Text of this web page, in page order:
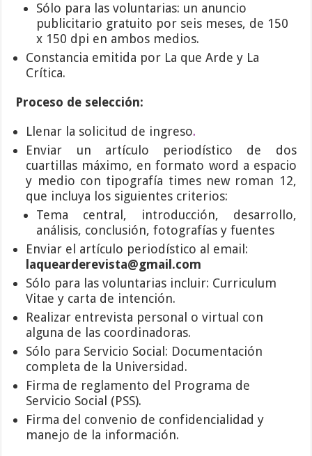
Sólo para las voluntarias: un anuncio
publicitario gratuito por seis meses, de 150
x 150 dpi en ambos medios.
Constancia emitida por La que Arde y La
Crítica.
Proceso de selección:
Llenar la solicitud de ingreso.
Enviar un artículo periodístico de dos
cuartillas máximo, en formato word a espacio
y medio con tipografía times new roman 12,
que incluya los siguientes criterios:
Tema central, introducción, desarrollo,
análisis, conclusión, fotografías y fuentes
Enviar el artículo periodístico al email:
laquearderevista@gmail.com
Sólo para las voluntarias incluir: Curriculum
Vitae y carta de intención.
Realizar entrevista personal o virtual con
alguna de las coordinadoras.
Sólo para Servicio Social: Documentación
completa de la Universidad.
Firma de reglamento del Programa de
Servicio Social (PSS).
Firma del convenio de confidencialidad y
manejo de la información.